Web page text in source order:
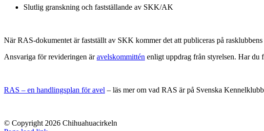
Slutlig granskning och fastställande av SKK/AK
När RAS-dokumentet är fastställt av SKK kommer det att publiceras på rasklubbens
Ansvariga för revideringen äravelskommittén enligt uppdrag från styrelsen. Har du
RAS – en handlingsplan för avel – läs mer om vad RAS är på Svenska
© Copyright 2026 Chihuahuacirkeln